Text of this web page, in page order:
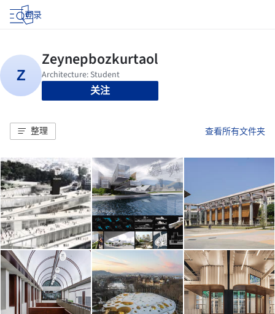
登录
关注
整理 查看所有文件夹